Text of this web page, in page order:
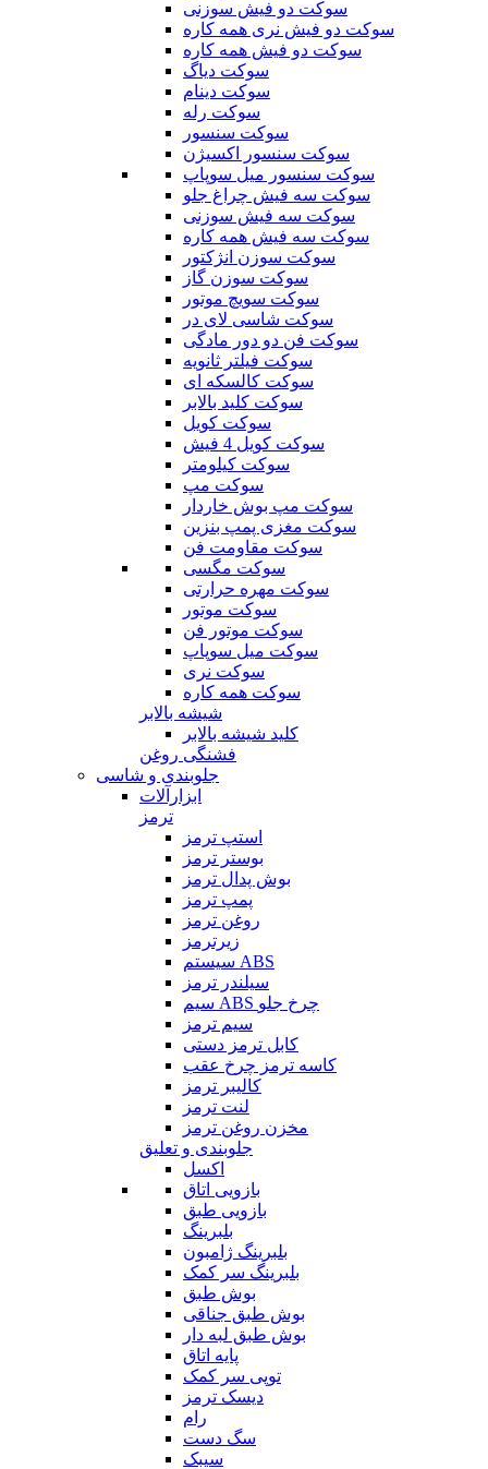
سوکت دو فیش سوزنی
سوکت دو فیش نری همه کاره
سوکت دو فیش همه کاره
سوکت دیاگ
سوکت دینام
سوکت رله
سوکت سنسور
سوکت سنسور اکسیژن
سوکت سنسور میل سوپاپ
سوکت سه فیش چراغ جلو
سوکت سه فیش سوزنی
سوکت سه فیش همه کاره
سوکت سوزن انژکتور
سوکت سوزن گاز
سوکت سویچ موتور
سوکت شاسی لای در
سوکت فن دو دور مادگی
سوکت فیلتر ثانویه
سوکت کالسکه ای
سوکت کلید بالابر
سوکت کویل
سوکت کویل 4 فیش
سوکت کیلومتر
سوکت مپ
سوکت مپ بوش خاردار
سوکت مغزی پمپ بنزین
سوکت مقاومت فن
سوکت مگسی
سوکت مهره حرارتی
سوکت موتور
سوکت موتور فن
سوکت میل سوپاپ
سوکت نری
سوکت همه کاره
شیشه بالابر
کلید شیشه بالابر
فشنگی روغن
جلوبندی و شاسی
ابزارآلات
ترمز
استپ ترمز
بوستر ترمز
بوش پدال ترمز
پمپ ترمز
روغن ترمز
زیرترمز
سیستم ABS
سیلندر ترمز
سیم ABS چرخ جلو
سیم ترمز
کابل ترمز دستی
کاسه ترمز چرخ عقب
کالیبر ترمز
لنت ترمز
مخزن روغن ترمز
جلوبندی و تعلیق
اکسل
بازویی اتاق
بازویی طبق
بلبرینگ
بلبرینگ ژامبون
بلبرینگ سر کمک
بوش طبق
بوش طبق جناقی
بوش طبق لبه دار
پایه اتاق
توپی سر کمک
دیسک ترمز
رام
سگ دست
سیبک